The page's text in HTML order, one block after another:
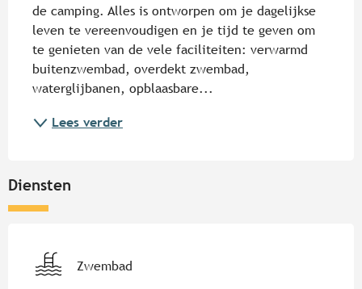
de camping. Alles is ontworpen om je dagelijkse
leven te vereenvoudigen en je tijd te geven om
te genieten van de vele faciliteiten: verwarmd
buitenzwembad, overdekt zwembad,
waterglijbanen, opblaasbare...
Lees verder
Diensten
Zwembad